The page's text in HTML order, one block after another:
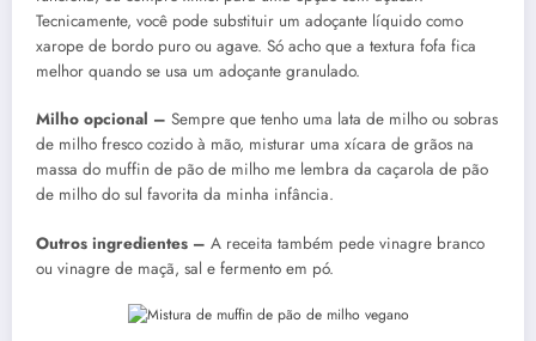
Tecnicamente, você pode substituir um adoçante líquido como
xarope de bordo puro ou agave. Só acho que a textura fofa fica
melhor quando se usa um adoçante granulado.
Milho opcional – Sempre que tenho uma lata de milho ou sobras
de milho fresco cozido à mão, misturar uma xícara de grãos na
massa do muffin de pão de milho me lembra da caçarola de pão
de milho do sul favorita da minha infância.
Outros ingredientes – A receita também pede vinagre branco
ou vinagre de maçã, sal e fermento em pó.